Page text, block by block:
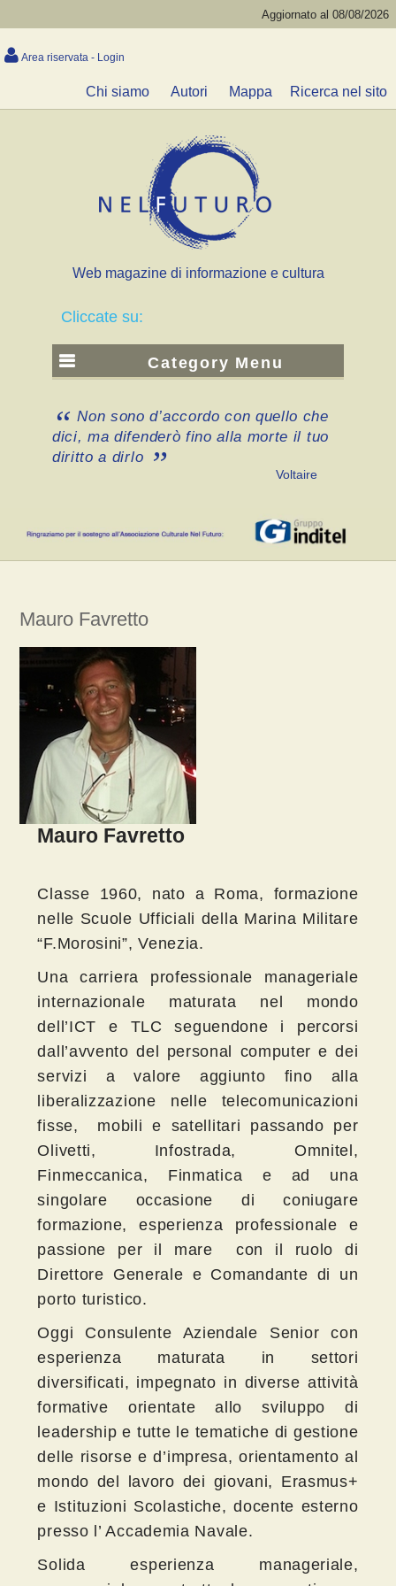
Aggiornato al 08/08/2026
Area riservata - Login
Chi siamo Autori Mappa Ricerca nel sito
Web magazine di informazione e cultura
Cliccate su:
Category Menu
Non sono d’accordo con quello che
dici, ma difenderò fino alla morte il tuo
diritto a dirlo
Voltaire
Mauro Favretto
Mauro Favretto
Classe 1960, nato a Roma, formazione
nelle Scuole Ufficiali della Marina Militare
“F.Morosini”, Venezia.
Una carriera professionale manageriale
internazionale maturata nel mondo
dell’ICT e TLC seguendone i percorsi
dall’avvento del personal computer e dei
servizi a valore aggiunto fino alla
liberalizzazione nelle telecomunicazioni
fisse, mobili e satellitari passando per
Olivetti, Infostrada, Omnitel,
Finmeccanica, Finmatica e ad una
singolare occasione di coniugare
formazione, esperienza professionale e
passione per il mare con il ruolo di
Direttore Generale e Comandante di un
porto turistico.
Oggi Consulente Aziendale Senior con
esperienza maturata in settori
diversificati, impegnato in diverse attività
formative orientate allo sviluppo di
leadership e tutte le tematiche di gestione
delle risorse e d’impresa, orientamento al
mondo del lavoro dei giovani, Erasmus+
e Istituzioni Scolastiche, docente esterno
presso l’ Accademia Navale.
Solida esperienza manageriale,